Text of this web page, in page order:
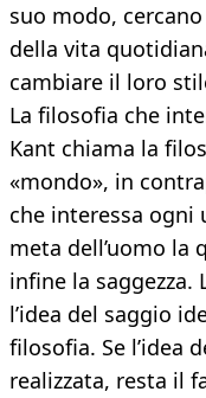
suo modo,
della vita
cambiare il loro
La filosofia che
Kant chiama la
«mondo», in
che interessa ogni
meta dell’uomo la
infine la saggezza.
l’idea del saggio
filosofia. Se l’idea
realizzata, resta il